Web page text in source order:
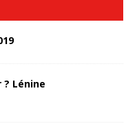
? Lénine